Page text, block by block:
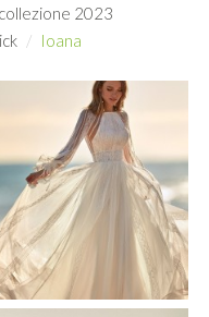
collezione 2023
Ioana